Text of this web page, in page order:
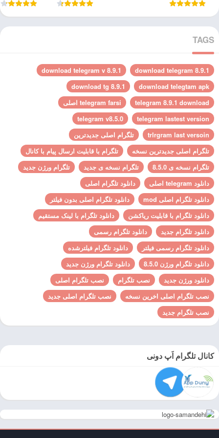
TAGS
download telegram 8.9.1
download telegram v 8.9.1
download telegtam apk
download tg 8.9.1
telegram 8.9.1 download
telegram farsi اصلی
telegram lastest version
telegram v8.5.0
trlrgram last versoin
تلگرام اصلی جدیدترین
تلگرام اصلی جدیدترین نسخه
تلگرام با قابلیت ارسال پیام با کانال
تلگرام نسخه ی 8.5.0
تلگرام نسخه ی جدید
تلگرام ورژن جدید
دانلود telegram اصلی
دانلود تلگرام اصلی
دانلود تلگرام اصلی mod
دانلود تلگرام اصلی بدون فیلتر
دانلود تلگرام با قابلیت ریاکشن
دانلود تلگرام با لینک مستقیم
دانلود تلگرام جدید
دانلود تلگرام رسمی
دانلود تلگرام رسمی فیلتر
دانلود تلگرام فیلترشده
دانلود تلگرام ورژن 8.5.0
دانلود تلگرام ورژن جدید
دانلود ورژن جدید
نصب تلگرام
نصب تلگرام اصلی
نصب تلگرام اصلی اخرین نسخه
نصب تلگرام اصلی جدید
نصب تلگرام جدید
کانال تلگرام اَپ دونی